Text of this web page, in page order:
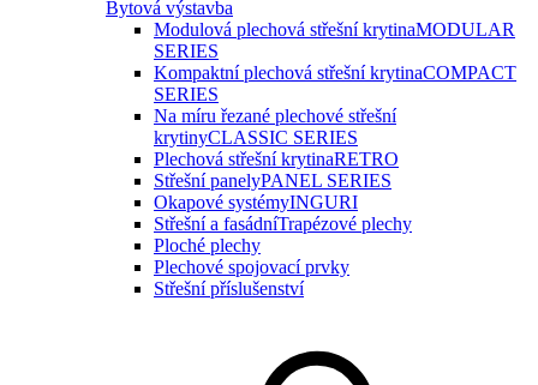
Bytová výstavba
Modulová plechová střešní krytinaMODULAR
SERIES
Kompaktní plechová střešní krytinaCOMPACT
SERIES
Na míru řezané plechové střešní
krytinyCLASSIC SERIES
Plechová střešní krytinaRETRO
Střešní panelyPANEL SERIES
Okapové systémyINGURI
Střešní a fasádníTrapézové plechy
Ploché plechy
Plechové spojovací prvky
Střešní příslušenství